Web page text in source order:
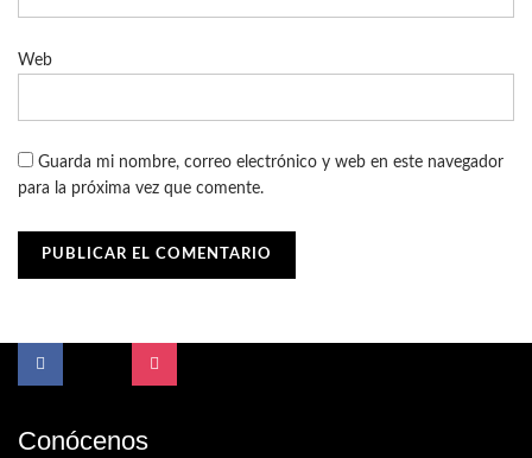
Web
Guarda mi nombre, correo electrónico y web en este navegador
para la próxima vez que comente.
Conócenos